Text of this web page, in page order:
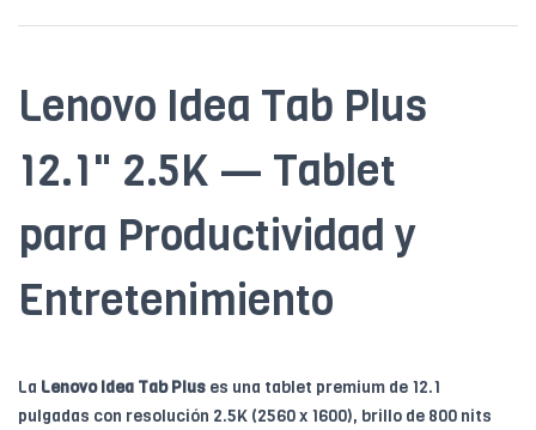
Lenovo Idea Tab Plus
12.1" 2.5K — Tablet
para Productividad y
Entretenimiento
La Lenovo Idea Tab Plus es una tablet premium de 12.1
pulgadas con resolución 2.5K (2560 x 1600), brillo de 800 nits